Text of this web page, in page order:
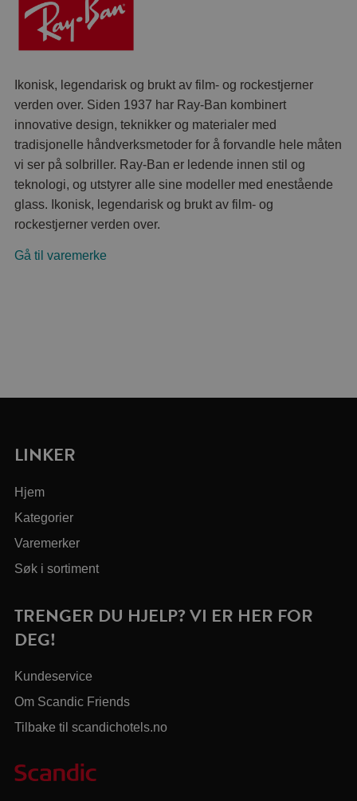
Ikonisk, legendarisk og brukt av film- og rockestjerner
verden over. Siden 1937 har Ray-Ban kombinert
innovative design, teknikker og materialer med
tradisjonelle håndverksmetoder for å forvandle hele måten
vi ser på solbriller. Ray-Ban er ledende innen stil og
teknologi, og utstyrer alle sine modeller med enestående
glass. Ikonisk, legendarisk og brukt av film- og
rockestjerner verden over.
Gå til varemerke
LINKER
Hjem
Kategorier
Varemerker
Søk i sortiment
TRENGER DU HJELP? VI ER HER FOR
DEG!
Kundeservice
Om Scandic Friends
Tilbake til scandichotels.no